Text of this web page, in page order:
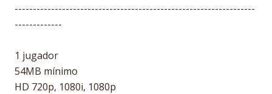
------------------------------------------------------------------
-------------
1 jugador
54MB mínimo
HD 720p, 1080i, 1080p